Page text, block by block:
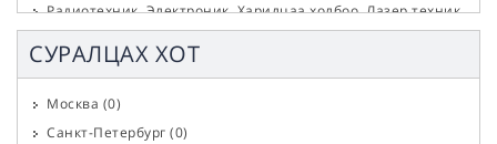
Радиотехник, Электроник, Харилцаа холбоо, Лазер техник
(0)
Эрчим хүч, Цахилгаан, Дулаан
Физик, Хими, Цөмийн технологи, Атомын станц
СУРАЛЦАХ ХОТ
Москва (0)
Санкт-Петербург (0)